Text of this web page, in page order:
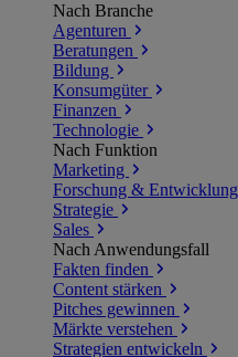
Nach Branche
Agenturen
Beratungen
Bildung
Konsumgüter
Finanzen
Technologie
Nach Funktion
Marketing
Forschung & Entwicklung
Strategie
Sales
Nach Anwendungsfall
Fakten finden
Content stärken
Pitches gewinnen
Märkte verstehen
Strategien entwickeln